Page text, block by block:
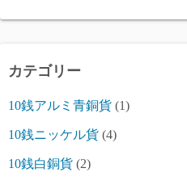
カテゴリー
10銭アルミ青銅貨 (1)
10銭ニッケル貨 (4)
10銭白銅貨 (2)